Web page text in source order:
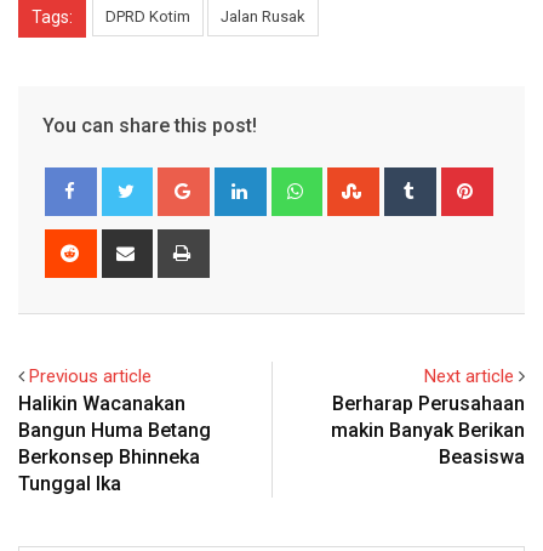
Tags: DPRD Kotim Jalan Rusak
You can share this post!
Google+ LinkedIn WhatsappStumbleUpon
Tumblr
Reddit
Share
Previous article
Halikin Wacanakan
Bangun Huma Betang
Berkonsep Bhinneka
Tunggal Ika
Next article
Berharap Perusahaan
makin Banyak Berikan
Beasiswa